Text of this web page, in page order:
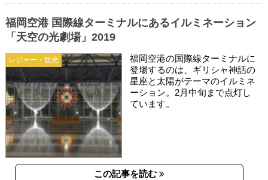
レジャー・観光
福岡空港 国際線ターミナルにあるイルミネーション
「天空の光劇場」2019
福岡空港の国際線ターミナルに
登場するのは、ギリシャ神話の
星座と太陽がテーマのイルミネ
ーション。2月中旬まで点灯し
ています。
この記事を読む